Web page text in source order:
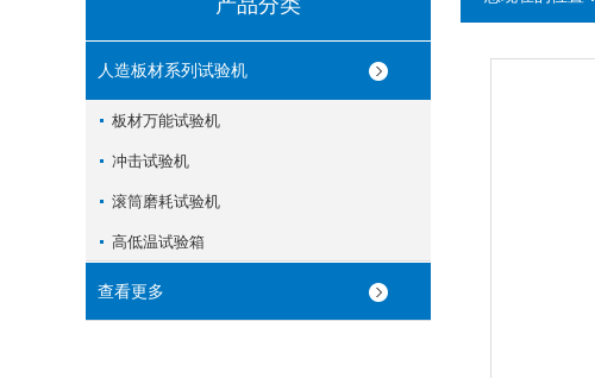
产品分类
人造板材系列试验机
板材万能试验机
冲击试验机
滚筒磨耗试验机
高低温试验箱
查看更多